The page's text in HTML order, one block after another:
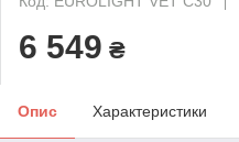
6 549 ₴
Опис Характеристики